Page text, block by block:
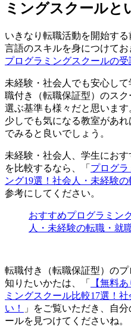
ミングスクールと
いきなり転職活動を開始す
言語のスキルを身につけてお
プログラミングスクールの受
未経験・社会人でも安心し
職付き（転職保証型）のス
選ぶ基準も様々だと思います
少しでも気になる教室があ
でみると良いでしょう。
未経験・社会人、学生にお
を比較するなら、「 プログ
ング19選！社会人・未経験の
参考にしてください。
おすすめプログラミン
人・未経験の転職・就
転職付き（転職保証型）の
知りたいかたは、「
【無料
ミングスクール比較17選！
い！
」をご覧いただき、自
ールを見つけてくださいね。